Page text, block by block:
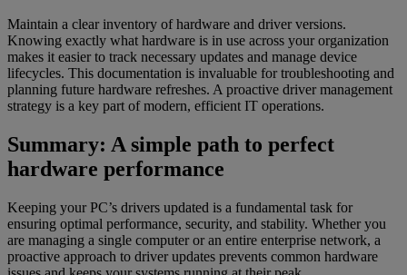
Maintain a clear inventory of hardware and driver versions.
Knowing exactly what hardware is in use across your organization
makes it easier to track necessary updates and manage device
lifecycles. This documentation is invaluable for troubleshooting and
planning future hardware refreshes. A proactive driver management
strategy is a key part of modern, efficient IT operations.
Summary: A simple path to perfect
hardware performance
Keeping your PC’s drivers updated is a fundamental task for
ensuring optimal performance, security, and stability. Whether you
are managing a single computer or an entire enterprise network, a
proactive approach to driver updates prevents common hardware